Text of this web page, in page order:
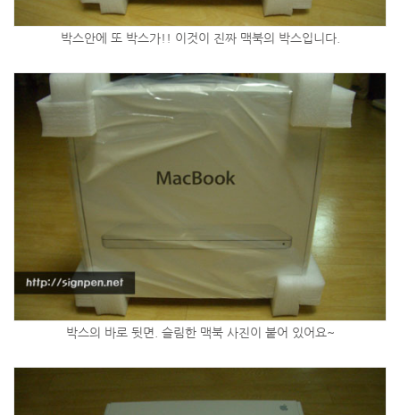
박스안에 또 박스가!! 이것이 진짜 맥북의 박스입니다.
박스의 바로 뒷면. 슬림한 맥북 사진이 붙어 있어요~